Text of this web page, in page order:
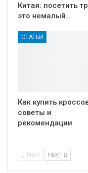
Китая: посетить
это немалый…
СТАТЬИ
Как купить
советы и
рекомендации
PREV NEXT